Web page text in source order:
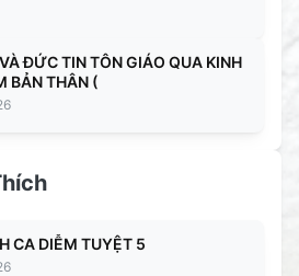
ĐỨC TIN TÔN GIÁO QUA KINH
BẢN THÂN (
CA DIỄM TUYỆT 5